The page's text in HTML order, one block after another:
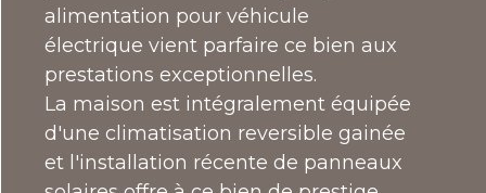
alimentation pour véhicule
électrique vient parfaire ce bien aux
prestations exceptionnelles.
La maison est intégralement équipée
d'une climatisation reversible gainée
et l'installation récente de panneaux